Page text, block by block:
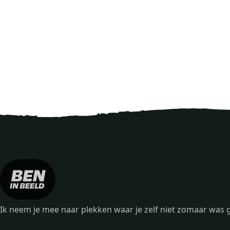
Ik neem je mee naar plekken waar je zelf niet zomaar was